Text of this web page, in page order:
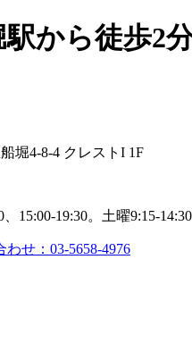
から徒歩2
堀4-8-4 クレストI 1F